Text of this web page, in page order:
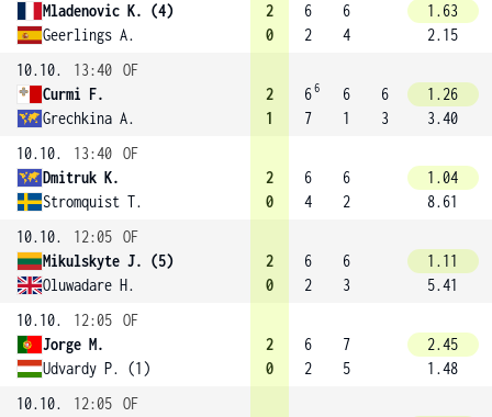
Mladenovic K. (4)
Geerlings A.
2
0
6
2
6
4
1.63
2.15
10.10.
13:40 OF
Curmi F.
Grechkina A.
2
1
66
7
6
1
6
3
1.26
3.40
10.10.
13:40 OF
Dmitruk K.
Stromquist T.
2
0
6
4
6
2
1.04
8.61
10.10.
12:05 OF
Mikulskyte J. (5)
Oluwadare H.
2
0
6
2
6
3
1.11
5.41
10.10.
12:05 OF
Jorge M.
Udvardy P. (1)
2
0
6
2
7
5
2.45
1.48
10.10.
12:05 OF